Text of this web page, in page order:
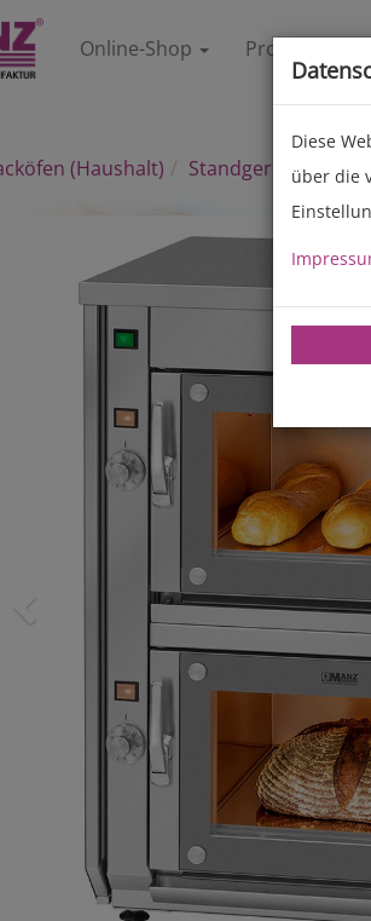
Online-Shop Produkte
(Haushalt) Standgeräte
Diese
über die